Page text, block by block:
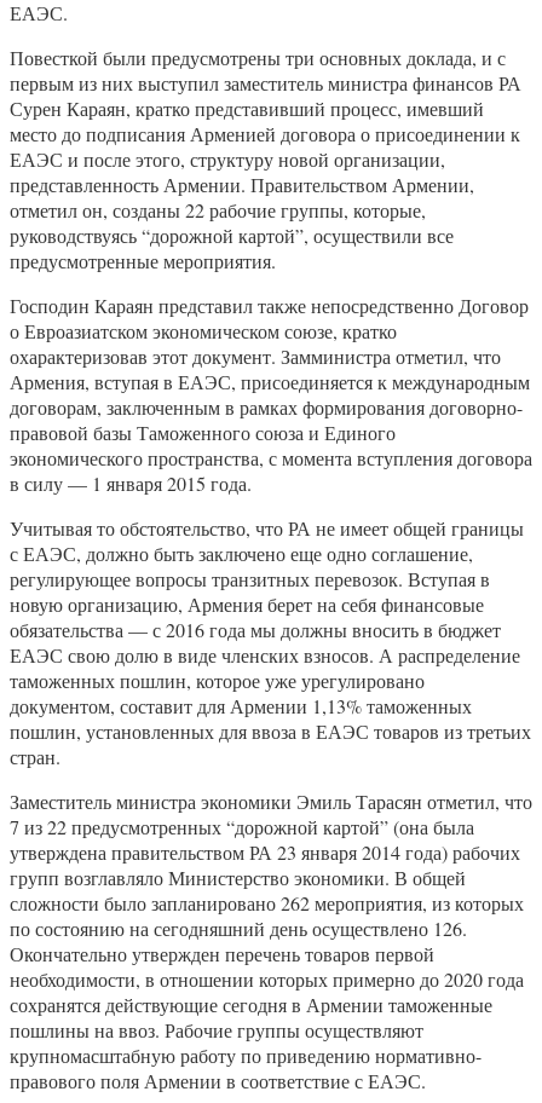
ЕАЭС.
Повесткой были предусмотрены три основных доклада, и с
первым из них выступил заместитель министра финансов РА
Сурен Караян, кратко представивший процесс, имевший
место до подписания Арменией договора о присоединении к
ЕАЭС и после этого, структуру новой организации,
представленность Армении. Правительством Армении,
отметил он, созданы 22 рабочие группы, которые,
руководствуясь “дорожной картой”, осуществили все
предусмотренные мероприятия.
Господин Караян представил также непосредственно Договор
о Евроазиатском экономическом союзе, кратко
охарактеризовав этот документ. Замминистра отметил, что
Армения, вступая в ЕАЭС, присоединяется к международным
договорам, заключенным в рамках формирования договорно-
правовой базы Таможенного союза и Единого
экономического пространства, с момента вступления договора
в силу — 1 января 2015 года.
Учитывая то обстоятельство, что РА не имеет общей границы
с ЕАЭС, должно быть заключено еще одно соглашение,
регулирующее вопросы транзитных перевозок. Вступая в
новую организацию, Армения берет на себя финансовые
обязательства — с 2016 года мы должны вносить в бюджет
ЕАЭС свою долю в виде членских взносов. А распределение
таможенных пошлин, которое уже урегулировано
документом, составит для Армении 1,13% таможенных
пошлин, установленных для ввоза в ЕАЭС товаров из третьих
стран.
Заместитель министра экономики Эмиль Тарасян отметил, что
7 из 22 предусмотренных “дорожной картой” (она была
утверждена правительством РА 23 января 2014 года) рабочих
групп возглавляло Министерство экономики. В общей
сложности было запланировано 262 мероприятия, из которых
по состоянию на сегодняшний день осуществлено 126.
Окончательно утвержден перечень товаров первой
необходимости, в отношении которых примерно до 2020 года
сохранятся действующие сегодня в Армении таможенные
пошлины на ввоз. Рабочие группы осуществляют
крупномасштабную работу по приведению нормативно-
правового поля Армении в соответствие с ЕАЭС.